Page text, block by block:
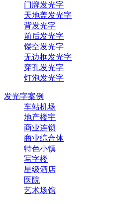
门牌发光字
天地盖发光字
背发光字
前后发光字
镂空发光字
无边框发光字
穿孔发光字
灯泡发光字
发光字案例
车站机场
地产楼宇
商业连锁
商业综合体
特色小镇
写字楼
星级酒店
医院
艺术场馆